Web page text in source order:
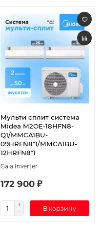
Мульти сплит система
Midea M2OE-18HFN8-
Q1/MMCA1BU-
09HRFN8*1/MMCA1BU-
12HRFN8*1
Gaia Inverter
172 900 ₽
В корзину